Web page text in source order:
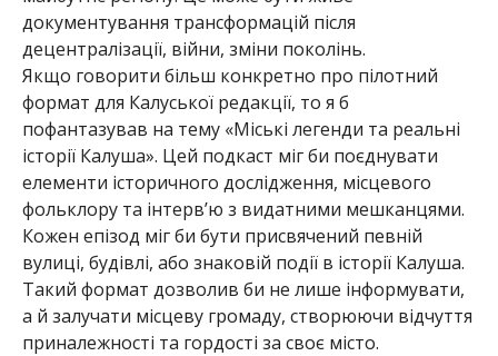
документування трансформацій після
децентралізації, війни, зміни поколінь.
Якщо говорити більш конкретно про пілотний
формат для Калуської редакції, то я б
пофантазував на тему «Міські легенди та реальні
історії Калуша». Цей подкаст міг би поєднувати
елементи історичного дослідження, місцевого
фольклору та інтерв’ю з видатними мешканцями.
Кожен епізод міг би бути присвячений певній
вулиці, будівлі, або знаковій події в історії Калуша.
Такий формат дозволив би не лише інформувати,
а й залучати місцеву громаду, створюючи відчуття
приналежності та гордості за своє місто.